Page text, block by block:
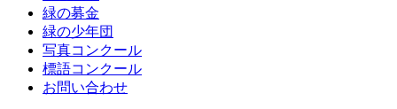
緑の募金
緑の少年団
写真コンクール
標語コンクール
お問い合わせ